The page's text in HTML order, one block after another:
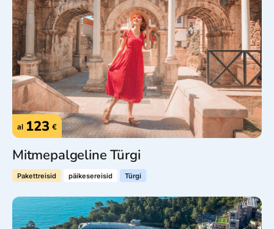
al 123 €
Mitmepalgeline Türgi
Pakettreisid päikesereisid Türgi